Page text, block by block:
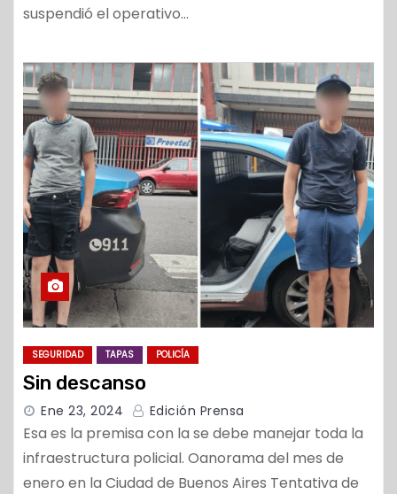
suspendió el operativo…
SEGURIDAD TAPAS POLICÍA
Sin descanso
Ene 23, 2024 Edición Prensa
Esa es la premisa con la se debe manejar toda la
infraestructura policial. Oanorama del mes de
enero en la Ciudad de Buenos Aires Tentativa de